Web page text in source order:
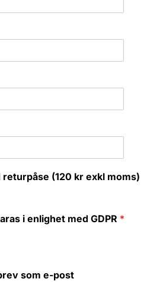
(120 kr exkl moms)
i enlighet med GDPR *
som e-post